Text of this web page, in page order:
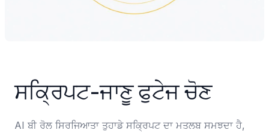
ਸਕ੍ਰਿਪਟ-ਜਾਣੂ ਫੁਟੇਜ ਚੋਣ
AI ਬੀ ਰੋਲ ਸਿਰਜਿਆਤਾ ਤੁਹਾਡੇ ਸਕ੍ਰਿਪਟ ਦਾ ਮਤਲਬ ਸਮਝਦਾ ਹੈ,